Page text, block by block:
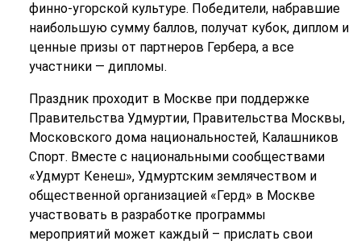
финно-угорской культуре. Победители, набравшие
наибольшую сумму баллов, получат кубок, диплом и
ценные призы от партнеров Гербера, а все
участники — дипломы.
Праздник проходит в Москве при поддержке
Правительства Удмуртии, Правительства Москвы,
Московского дома национальностей, Калашников
Спорт. Вместе с национальными сообществами
«Удмурт Кенеш», Удмуртским землячеством и
общественной организацией «Герд» в Москве
участвовать в разработке программы
мероприятий может каждый – прислать свои